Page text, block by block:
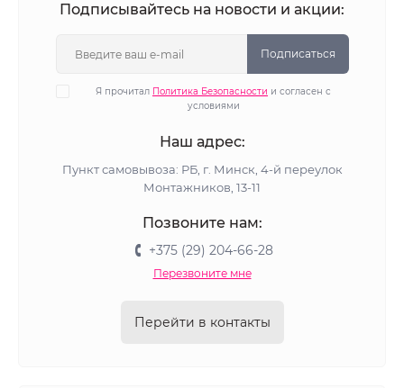
Подписывайтесь на новости и акции:
Подписаться
Я прочитал Политика Безопасности и согласен с
условиями
Наш адрес:
Пункт самовывоза: РБ, г. Минск, 4-й переулок
Монтажников, 13-11
Позвоните нам:
+375 (29) 204-66-28
Перезвоните мне
Перейти в контакты